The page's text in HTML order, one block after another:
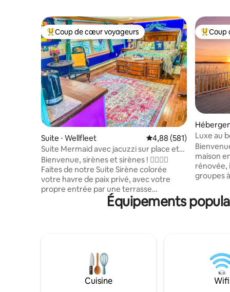
Coups de cœur voyageurs les plus appréciés
Coup de cœur voyageurs
Suite ⋅ Wellfleet Évaluation moyenne
4,88 (581)
Suite Mermaid avec jacuzzi sur place et
sauna au feu de bois
Bienvenue, sirènes et sirènes ! 🧜‍♀️🧜‍♂️
Faites de notre Suite Sirène colorée
votre havre de paix privé, avec votre
propre entrée par une terrasse
ensoleillée dans la cime des arbres, un lit
King Size aussi confortable qu'un lagon,
rendez-vous en voiture, à quelques
kilomètres, sur des plages océaniques,
au bord d’étangs d’eau douce et sur des
sentiers pittoresques. Réservez une
Coups
Coup
Luxe au
et vue
maison
rénovée,
groupes
pièce,
relaxez-
dispose
confortables. - Accès direct à
cygnes -
Équipements
Cuisine Wifi